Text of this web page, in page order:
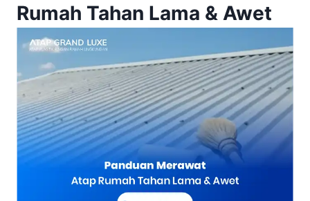
Rumah Tahan Lama & Awet